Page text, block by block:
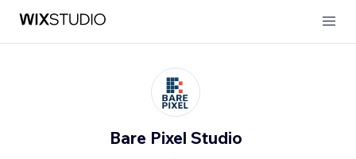
Bare Pixel Studio